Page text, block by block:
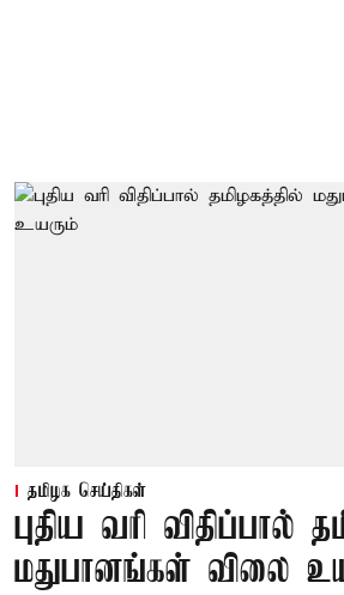
தமிழக செய்திகள்
புதிய வரி விதிப்பால்
மதுபானங்கள் விலை